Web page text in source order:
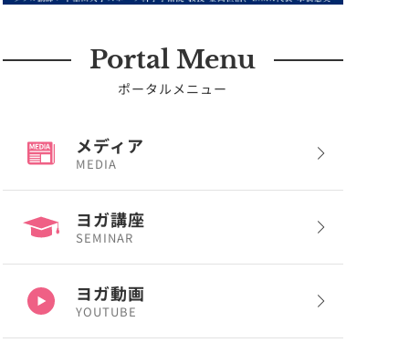
Portal Menu
ポータルメニュー
メディア
MEDIA
ヨガ講座
SEMINAR
ヨガ動画
YOUTUBE